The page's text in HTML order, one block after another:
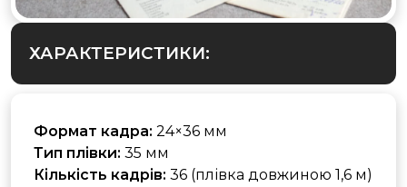
ХАРАКТЕРИСТИКИ:
Формат кадра: 24×36 мм
Тип плівки: 35 мм
Кількість кадрів: 36 (плівка довжиною 1,6 м)